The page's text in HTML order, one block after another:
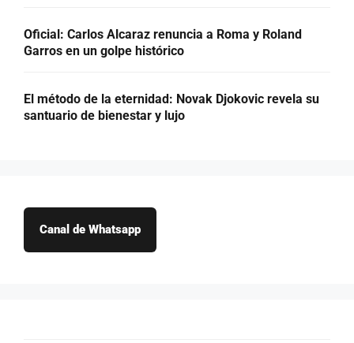
Oficial: Carlos Alcaraz renuncia a Roma y Roland
Garros en un golpe histórico
El método de la eternidad: Novak Djokovic revela su
santuario de bienestar y lujo
Canal de Whatsapp